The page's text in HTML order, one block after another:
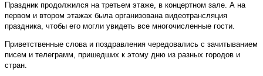
Праздник продолжился на третьем этаже, в концертном зале. А на
первом и втором этажах была организована видеотрансляция
праздника, чтобы его могли увидеть все многочисленные гости.
Приветственные слова и поздравления чередовались с зачитыванием
писем и телеграмм, пришедших к этому дню из разных городов и
стран.